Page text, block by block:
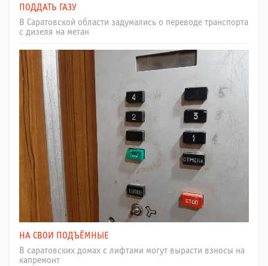
ПОДДАТЬ ГАЗУ
В Саратовской области задумались о переводе транспорта
с дизеля на метан
НА СВОИ ПОДЪЁМНЫЕ
В саратовских домах с лифтами могут вырасти взносы на
капремонт